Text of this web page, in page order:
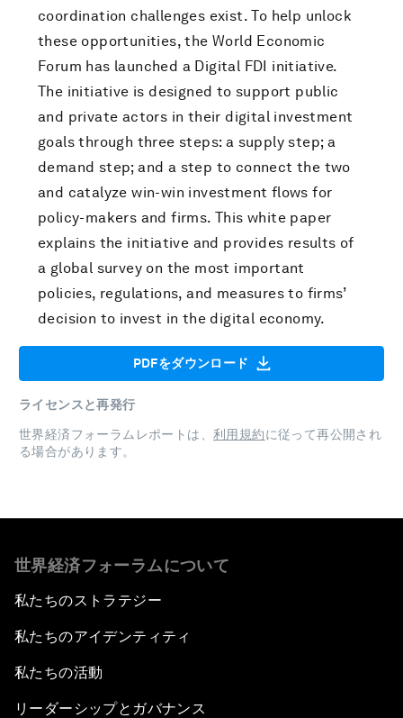
coordination challenges exist. To help unlock
these opportunities, the World Economic
Forum has launched a Digital FDI initiative.
The initiative is designed to support public
and private actors in their digital investment
goals through three steps: a supply step; a
demand step; and a step to connect the two
and catalyze win-win investment flows for
policy-makers and firms. This white paper
explains the initiative and provides results of
a global survey on the most important
policies, regulations, and measures to firms’
decision to invest in the digital economy.
PDFをダウンロード
ライセンスと再発行
世界経済フォーラムレポートは、 利用規約に従って再公開され
る場合があります。
世界経済フォーラムについて
私たちのストラテジー
私たちのアイデンティティ
私たちの活動
リーダーシップとガバナンス